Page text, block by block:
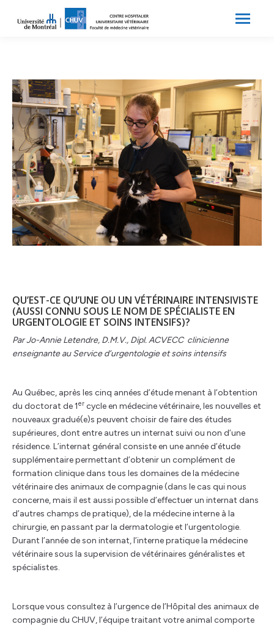
QU’EST-CE QU’UNE OU UN VÉTÉRINAIRE INTENSIVISTE
(AUSSI CONNU SOUS LE NOM DE SPÉCIALISTE EN
URGENTOLOGIE ET SOINS INTENSIFS)?
Par Jo-Annie Letendre, D.M.V., Dipl. ACVECC clinicienne
enseignante au Service d’urgentologie et soins intensifs
Au Québec, après les cinq années d’étude menant à l’obtention
du doctorat de 1er cycle en médecine vétérinaire, les nouvelles et
nouveaux gradué(e)s peuvent choisir de faire des études
supérieures, dont entre autres un internat suivi ou non d’une
résidence. L’internat général consiste en une année d’étude
supplémentaire permettant d’obtenir un complément de
formation clinique dans tous les domaines de la médecine
vétérinaire des animaux de compagnie (dans le cas qui nous
concerne, mais il est aussi possible d’effectuer un internat dans
d’autres champs de pratique), de la médecine interne à la
chirurgie, en passant par la dermatologie et l’urgentologie.
Durant l’année de son internat, l’interne pratique la médecine
vétérinaire sous la supervision de vétérinaires généralistes et
spécialistes.
Lorsque vous consultez à l’urgence de l’Hôpital des animaux de
compagnie du CHUV, l’équipe traitant votre animal comporte